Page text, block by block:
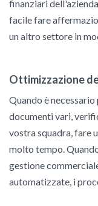
finanziari
facile fare
un altro settore in
Ottimizzazione
Quando è
documenti vari,
vostra squadra, fare
molto tempo.
gestione
automatizzate, i